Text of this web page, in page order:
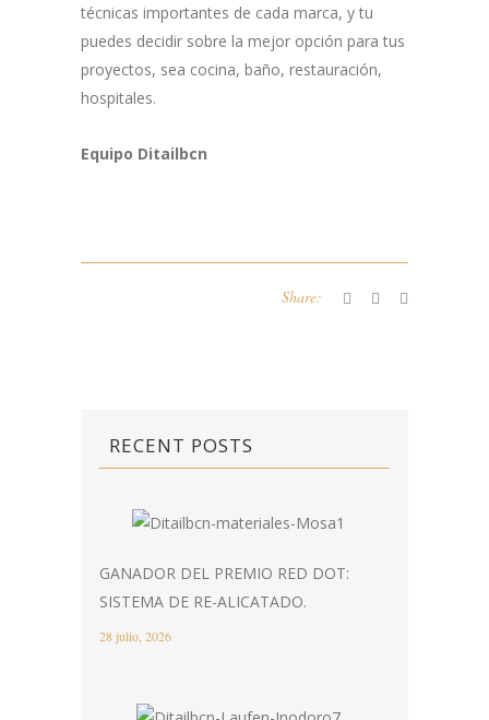
técnicas importantes de cada marca, y tu
puedes decidir sobre la mejor opción para tus
proyectos, sea cocina, baño, restauración,
hospitales.
Equipo Ditailbcn
Share:
RECENT POSTS
GANADOR DEL PREMIO RED DOT:
SISTEMA DE RE-ALICATADO.
28 julio, 2026